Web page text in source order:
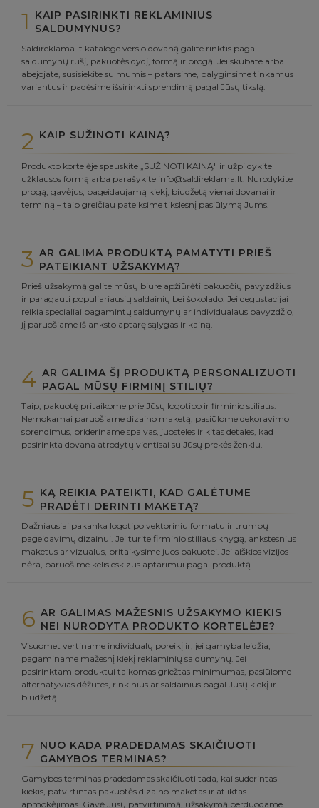
1
KAIP PASIRINKTI REKLAMINIUS
SALDUMYNUS?
Saldireklama.lt kataloge verslo dovaną galite rinktis pagal
saldumynų rūšį, pakuotės dydį, formą ir progą. Jei skubate arba
abejojate, susisiekite su mumis – patarsime, palyginsime tinkamus
variantus ir padėsime išsirinkti sprendimą pagal Jūsų tikslą.
2 KAIP SUŽINOTI KAINĄ?
Produkto kortelėje spauskite „SUŽINOTI KAINĄ" ir užpildykite
užklausos formą arba parašykite info@saldireklama.lt. Nurodykite
progą, gavėjus, pageidaujamą kiekį, biudžetą vienai dovanai ir
terminą – taip greičiau pateiksime tikslesnį pasiūlymą Jums.
3 AR GALIMA PRODUKTĄ PAMATYTI PRIEŠ
PATEIKIANT UŽSAKYMĄ?
Prieš užsakymą galite mūsų biure apžiūrėti pakuočių pavyzdžius
ir paragauti populiariausių saldainių bei šokolado. Jei degustacijai
reikia specialiai pagamintų saldumynų ar individualaus pavyzdžio,
jį paruošiame iš anksto aptarę sąlygas ir kainą.
4 AR GALIMA ŠĮ PRODUKTĄ PERSONALIZUOTI
PAGAL MŪSŲ FIRMINĮ STILIŲ?
Taip, pakuotę pritaikome prie Jūsų logotipo ir firminio stiliaus.
Nemokamai paruošiame dizaino maketą, pasiūlome dekoravimo
sprendimus, prideriname spalvas, juosteles ir kitas detales, kad
pasirinkta dovana atrodytų vientisai su Jūsų prekės ženklu.
5 KĄ REIKIA PATEIKTI, KAD GALĖTUME
PRADĖTI DERINTI MAKETĄ?
Dažniausiai pakanka logotipo vektoriniu formatu ir trumpų
pageidavimų dizainui. Jei turite firminio stiliaus knygą, ankstesnius
maketus ar vizualus, pritaikysime juos pakuotei. Jei aiškios vizijos
nėra, paruošime kelis eskizus aptarimui pagal produktą.
6 AR GALIMAS MAŽESNIS UŽSAKYMO KIEKIS
NEI NURODYTA PRODUKTO KORTELĖJE?
Visuomet vertiname individualų poreikį ir, jei gamyba leidžia,
pagaminame mažesnį kiekį reklaminių saldumynų. Jei
pasirinktam produktui taikomas griežtas minimumas, pasiūlome
alternatyvias dėžutes, rinkinius ar saldainius pagal Jūsų kiekį ir
biudžetą.
7 NUO KADA PRADEDAMAS SKAIČIUOTI
GAMYBOS TERMINAS?
Gamybos terminas pradedamas skaičiuoti tada, kai suderintas
kiekis, patvirtintas pakuotės dizaino maketas ir atliktas
apmokėjimas. Gavę Jūsų patvirtinimą, užsakymą perduodame